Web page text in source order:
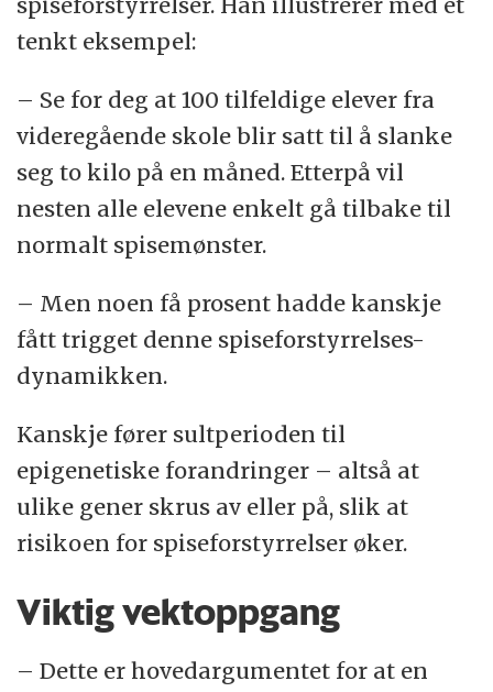
tenkt eksempel:
– Se for deg at 100 tilfeldige elever fra
videregående skole blir satt til å slanke
seg to kilo på en måned. Etterpå vil
nesten alle elevene enkelt gå tilbake til
normalt spisemønster.
– Men noen få prosent hadde kanskje
fått trigget denne spiseforstyrrelses-
dynamikken.
Kanskje fører sultperioden til
epigenetiske forandringer – altså at
ulike gener skrus av eller på, slik at
risikoen for spiseforstyrrelser øker.
Viktig vektoppgang
– Dette er hovedargumentet for at en